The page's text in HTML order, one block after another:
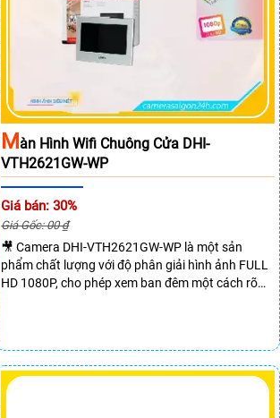
M Àn Hình Wifi Chuông Cửa DHI-
VTH2621GW-WP
Giá bán: 30%
Giá Gốc: 00 ₫
🎥 Camera DHI-VTH2621GW-WP là một sản
phẩm chất lượng với độ phân giải hình ảnh FULL
HD 1080P, cho phép xem ban đêm một cách rõ
ảnh rõ ràng hơn dù ở bất kỳ vị trí lắp đặt nào.
Ngoài ra, sản phẩm còn tích hợp màn hình
chuông cửa chắc chắn, thu âm và loa, mang lại